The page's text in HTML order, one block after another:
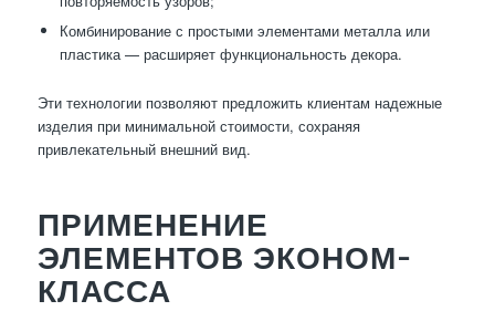
Комбинирование с простыми элементами металла или
пластика — расширяет функциональность декора.
Эти технологии позволяют предложить клиентам надежные
изделия при минимальной стоимости, сохраняя
привлекательный внешний вид.
ПРИМЕНЕНИЕ
ЭЛЕМЕНТОВ ЭКОНОМ-
КЛАССА